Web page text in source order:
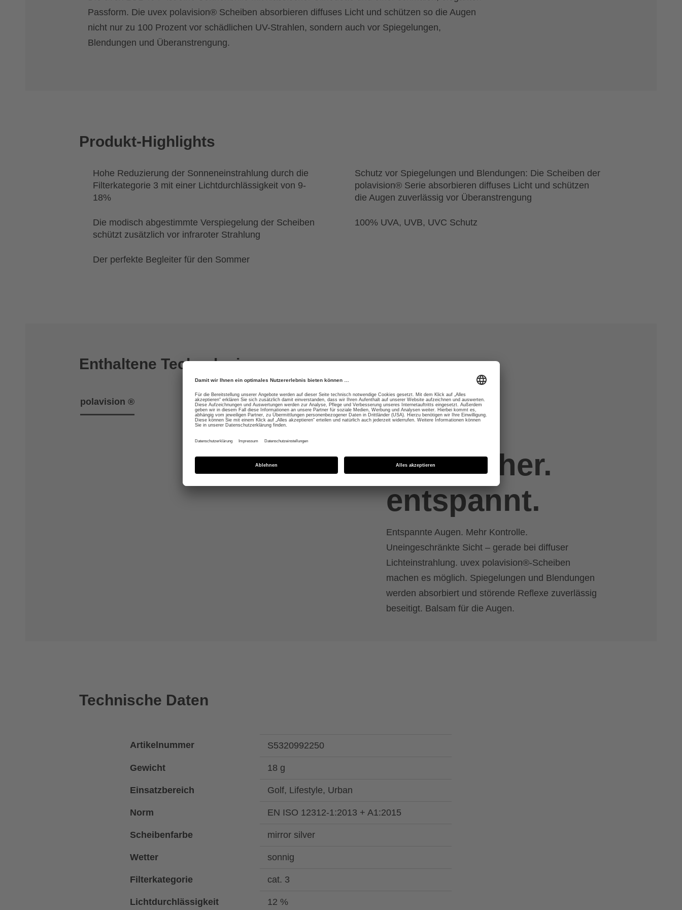
Passform. Die uvex polavision® Scheiben absorbieren diffuses Licht und schützen so die Augen
nicht nur zu 100 Prozent vor schädlichen UV-Strahlen, sondern auch vor Spiegelungen,
Blendungen und Überanstrengung.
Produkt-Highlights
Hohe Reduzierung der Sonneneinstrahlung durch die
Filterkategorie 3 mit einer Lichtdurchlässigkeit von 9-
18%
Schutz vor Spiegelungen und Blendungen: Die Scheiben der
polavision® Serie absorbieren diffuses Licht und schützen
die Augen zuverlässig vor Überanstrengung
Die modisch abgestimmte Verspiegelung der Scheiben
schützt zusätzlich vor infraroter Strahlung
100% UVA, UVB, UVC Schutz
Der perfekte Begleiter für den Sommer
Enthaltene Technologien
polavision ®
klar. sicher.
entspannt.
Entspannte Augen. Mehr Kontrolle.
Uneingeschränkte Sicht – gerade bei diffuser
Lichteinstrahlung. uvex polavision®-Scheiben
machen es möglich. Spiegelungen und Blendungen
werden absorbiert und störende Reflexe zuverlässig
beseitigt. Balsam für die Augen.
Technische Daten
Artikelnummer S5320992250
Gewicht 18 g
Einsatzbereich Golf, Lifestyle, Urban
Norm EN ISO 12312-1:2013 + A1:2015
Scheibenfarbe mirror silver
Wetter sonnig
Filterkategorie cat. 3
Lichtdurchlässigkeit 12 %